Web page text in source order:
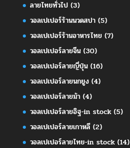
ลายไทยทั่วไป(3)
วอลเปเปอร์ร้านนวดสปา(5)
วอลเปเปอร์ร้านอาหารไทย (7)
วอลเปเปอร์ลายจีน(30)
วอลเปเปอร์ลายญี่ปุ่น(16)
วอลเปเปอร์ลายนกยูง(4)
วอลเปเปอร์ลายม้า(4)
วอลเปเปอร์ลายอิฐ-in stock(5)
วอลเปเปอร์ลายเกาหลี(2)
วอลเปเปอร์ลายไทย-in stock(14)